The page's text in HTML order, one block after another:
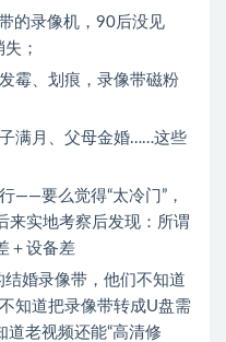
的录像机，90后没见
；
霉、划痕，录像带磁粉
满月、父母金婚……这些
——要么觉得“太冷门”，
来实地考察后发现：所谓
＋设备差
婚录像带，他们不知道
知道把录像带转成U盘需
老视频还能“高清修